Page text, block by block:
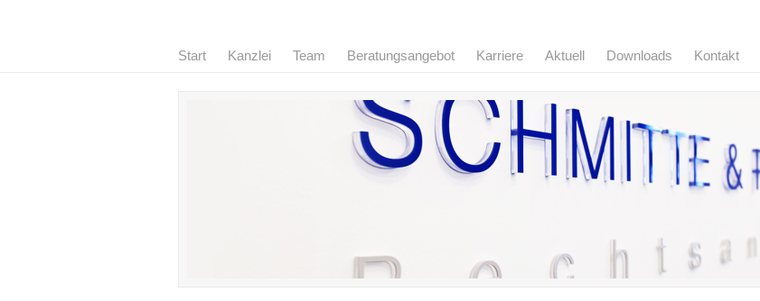
Start Kanzlei Team Beratungsangebot Karriere Aktuell Downloads Kontakt